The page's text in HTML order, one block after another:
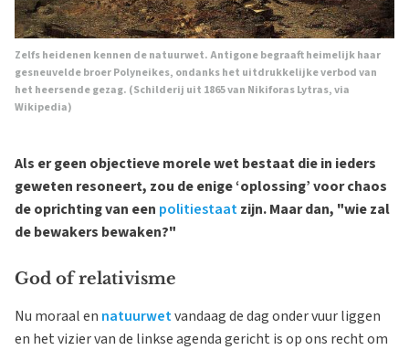
Zelfs heidenen kennen de natuurwet. Antigone begraaft heimelijk haar
gesneuvelde broer Polyneikes, ondanks het uitdrukkelijke verbod van
het heersende gezag. (Schilderij uit 1865van Nikiforas Lytras, via
Wikipedia)
Als er geen objectieve morele wet bestaat die in ieders
geweten resoneert, zou de enige ‘oplossing’ voor chaos
de oprichting van een politiestaatzijn. Maar dan, "wie zal
de bewakers bewaken?"
God of relativisme
Nu moraal en natuurwetvandaag de dag onder vuur liggen
en het vizier van de linkse agenda gericht is op ons recht om